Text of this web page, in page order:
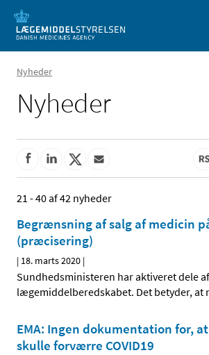
Nyheder
Nyheder
21 - 40 af 42 nyheder
Begrænsning af salg af medicin
(præcisering)
| 18. marts 2020 |
Sundhedsministeren har aktiveret dele af
lægemiddelberedskabet. Det betyder, at
EMA: Ingen dokumentation for,
skulle forværre COVID19